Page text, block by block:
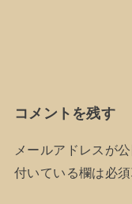
コメントを残す
メールアドレスが
付いている欄は必